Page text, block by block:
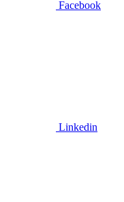
Facebook
Linkedin